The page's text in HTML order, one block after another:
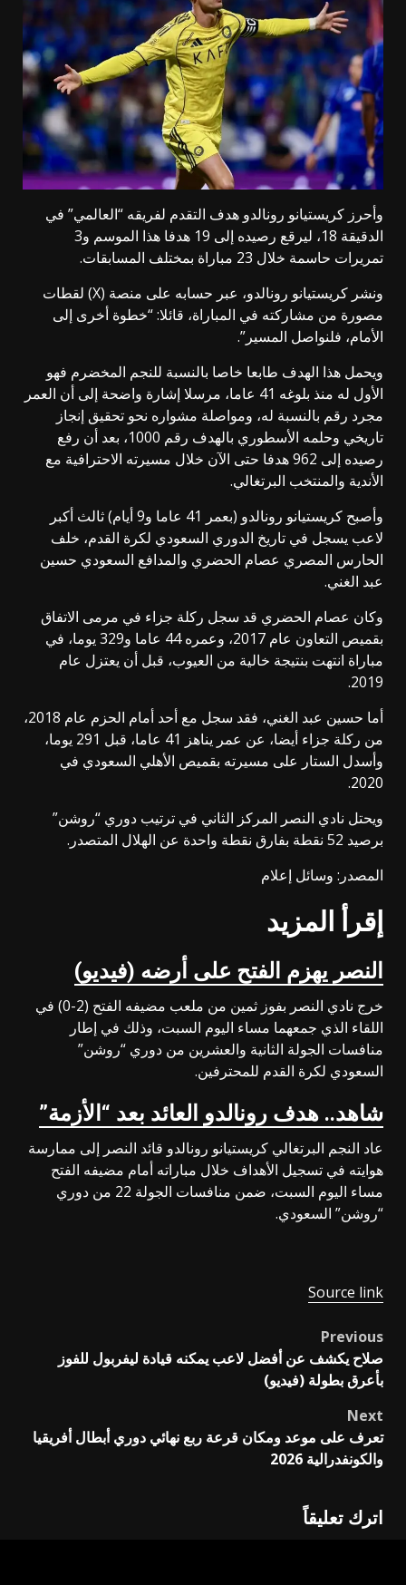
وأحرز كريستيانو رونالدو هدف التقدم لفريقه “العالمي” في
الدقيقة 18، ليرقع رصيده إلى 19 هدفا هذا الموسم و3
تمريرات حاسمة خلال 23 مباراة بمختلف المسابقات.
ونشر كريستيانو رونالدو، عبر حسابه على منصة (X) لقطات
مصورة من مشاركته في المباراة، قائلا: “خطوة أخرى إلى
الأمام، فلنواصل المسير”.
ويحمل هذا الهدف طابعا خاصا بالنسبة للنجم المخضرم فهو
الأول له منذ بلوغه 41 عاما، مرسلا إشارة واضحة إلى أن العمر
مجرد رقم بالنسبة له، ومواصلة مشواره نحو تحقيق إنجاز
تاريخي وحلمه الأسطوري بالهدف رقم 1000، بعد أن رفع
رصيده إلى 962 هدفا حتى الآن خلال مسيرته الاحترافية مع
الأندية والمنتخب البرتغالي.
وأصبح كريستيانو رونالدو (بعمر 41 عاما و9 أيام) ثالث أكبر
لاعب يسجل في تاريخ الدوري السعودي لكرة القدم، خلف
الحارس المصري عصام الحضري والمدافع السعودي حسين
عبد الغني.
وكان عصام الحضري قد سجل ركلة جزاء في مرمى الاتفاق
بقميص التعاون عام 2017، وعمره 44 عاما و329 يوما، في
مباراة انتهت بنتيجة خالية من العيوب، قبل أن يعتزل عام
2019.
أما حسين عبد الغني، فقد سجل مع أحد أمام الحزم عام 2018،
من ركلة جزاء أيضا، عن عمر يناهز 41 عاما، قبل 291 يوما،
وأسدل الستار على مسيرته بقميص الأهلي السعودي في
2020.
ويحتل نادي النصر المركز الثاني في ترتيب دوري “روشن”
برصيد 52 نقطة بفارق نقطة واحدة عن الهلال المتصدر.
المصدر: وسائل إعلام
إقرأ المزيد
النصر يهزم الفتح على أرضه (فيديو)
خرج نادي النصر بفوز ثمين من ملعب مضيفه الفتح (2-0) في
اللقاء الذي جمعهما مساء اليوم السبت، وذلك في إطار
منافسات الجولة الثانية والعشرين من دوري “روشن”
السعودي لكرة القدم للمحترفين.
شاهد.. هدف رونالدو العائد بعد “الأزمة”
عاد النجم البرتغالي كريستيانو رونالدو قائد النصر إلى ممارسة
هوايته في تسجيل الأهداف خلال مباراته أمام مضيفه الفتح
مساء اليوم السبت، ضمن منافسات الجولة 22 من دوري
“روشن” السعودي.
Source link
Post
navigation
Previous
صلاح يكشف عن أفضل لاعب يمكنه قيادة ليفربول للفوز
بأعرق بطولة (فيديو)
Next
تعرف على موعد ومكان قرعة ربع نهائي دوري أبطال أفريقيا
والكونفدرالية 2026
اترك تعليقاً